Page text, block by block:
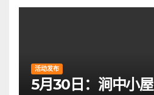
活动发布
5月30日：涧中小屋